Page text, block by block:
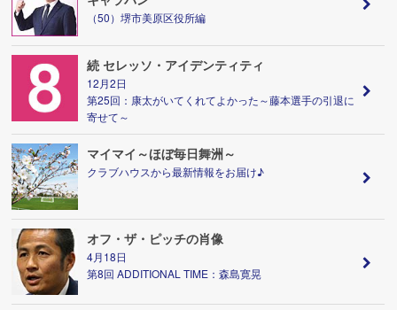
（50）堺市美原区役所編
続 セレッソ・アイデンティティ
12月2日
第25回：康太がいてくれてよかった～藤本選手の引退に
寄せて～
マイマイ～ほぼ毎日舞洲～
クラブハウスから最新情報をお届け♪
オフ・ザ・ピッチの肖像
4月18日
第8回 ADDITIONAL TIME：森島寛晃